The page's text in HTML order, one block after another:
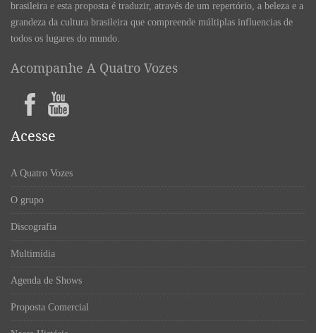
brasileira e esta proposta é traduzir, através de um repertório, a beleza e a
grandeza da cultura brasileira que compreende múltiplas influencias de
todos os lugares do mundo.
Acompanhe A Quatro Vozes
Acesse
A Quatro Vozes
O grupo
Discografia
Multimídia
Agenda de Shows
Proposta Comercial